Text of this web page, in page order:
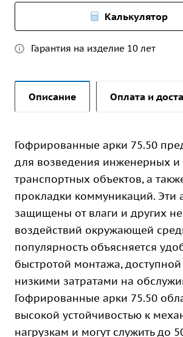
Калькулятор
Гарантия на изделие 10 лет
Описание Оплата и
Гофрированные арки 75.50
для возведения инженерных и
транспортных объектов, а
прокладки коммуникаций. Эти
защищены от влаги и других
воздействий окружающей
популярность объясняется
быстротой монтажа,
низкими затратами на
Гофрированные арки 75.50
высокой устойчивостью к
нагрузкам и могут служить до